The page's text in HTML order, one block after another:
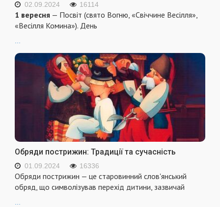
02.09.2024 16114
1 вересня — Посвіт (свято Вогню, «Свіччине Весілля»,
«Весілля Комина»). День
...
Обряди пострижин: Традиції та сучасність
01.09.2024 16336
Обряди пострижин — це старовинний слов'янський
обряд, що символізував перехід дитини, зазвичай